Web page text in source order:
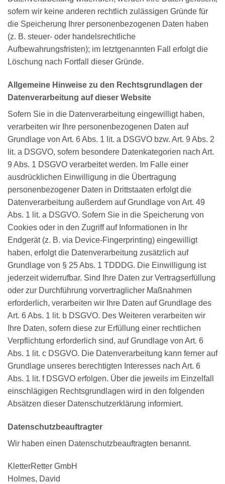
sofern wir keine anderen rechtlich zulässigen Gründe für
die Speicherung Ihrer personenbezogenen Daten haben
(z. B. steuer- oder handelsrechtliche
Aufbewahrungsfristen); im letztgenannten Fall erfolgt die
Löschung nach Fortfall dieser Gründe.
Allgemeine Hinweise zu den Rechtsgrundlagen der
Datenverarbeitung auf dieser Website
Sofern Sie in die Datenverarbeitung eingewilligt haben,
verarbeiten wir Ihre personenbezogenen Daten auf
Grundlage von Art. 6 Abs. 1 lit. a DSGVO bzw. Art. 9 Abs. 2
lit. a DSGVO, sofern besondere Datenkategorien nach Art.
9 Abs. 1 DSGVO verarbeitet werden. Im Falle einer
ausdrücklichen Einwilligung in die Übertragung
personenbezogener Daten in Drittstaaten erfolgt die
Datenverarbeitung außerdem auf Grundlage von Art. 49
Abs. 1 lit. a DSGVO. Sofern Sie in die Speicherung von
Cookies oder in den Zugriff auf Informationen in Ihr
Endgerät (z. B. via Device-Fingerprinting) eingewilligt
haben, erfolgt die Datenverarbeitung zusätzlich auf
Grundlage von § 25 Abs. 1 TDDDG. Die Einwilligung ist
jederzeit widerrufbar. Sind Ihre Daten zur Vertragserfüllung
oder zur Durchführung vorvertraglicher Maßnahmen
erforderlich, verarbeiten wir Ihre Daten auf Grundlage des
Art. 6 Abs. 1 lit. b DSGVO. Des Weiteren verarbeiten wir
Ihre Daten, sofern diese zur Erfüllung einer rechtlichen
Verpflichtung erforderlich sind, auf Grundlage von Art. 6
Abs. 1 lit. c DSGVO. Die Datenverarbeitung kann ferner auf
Grundlage unseres berechtigten Interesses nach Art. 6
Abs. 1 lit. f DSGVO erfolgen. Über die jeweils im Einzelfall
einschlägigen Rechtsgrundlagen wird in den folgenden
Absätzen dieser Datenschutzerklärung informiert.
Datenschutz­beauftragter
Wir haben einen Datenschutzbeauftragten benannt.
KletterRetter GmbH
Holmes, David